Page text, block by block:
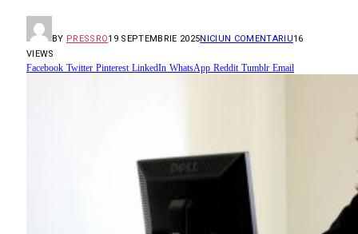
BY PRESSRO19 SEPTEMBRIE 2025NICIUN COMENTARIU16
VIEWS
Facebook Twitter Pinterest LinkedIn WhatsApp Reddit Tumblr Email